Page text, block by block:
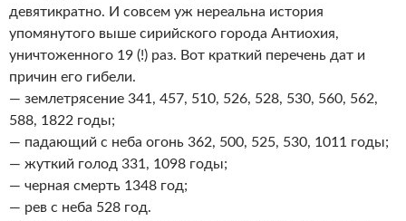
девятикратно. И совсем уж нереальна история
упомянутого выше сирийского города Антиохия,
уничтоженного 19 (!) раз. Вот краткий перечень дат и
причин его гибели.
— землетрясение 341, 457, 510, 526, 528, 530, 560, 562,
588, 1822 годы;
— падающий с неба огонь 362, 500, 525, 530, 1011 годы;
— жуткий голод 331, 1098 годы;
— черная смерть 1348 год;
— рев с неба 528 год.